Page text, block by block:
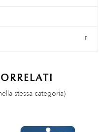
stessa categoria)